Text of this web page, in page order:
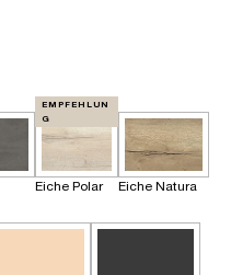
Eiche Polar
EMPFEHLUN
G
Eiche Natura